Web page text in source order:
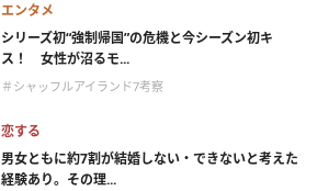
エンタメ
シリーズ初“強制帰国”の危機と今シーズン初キ
ス！ 女性が沼るモ...
＃シャッフルアイランド7考察
恋する
男女ともに約7割が結婚しない・できないと考えた
経験あり。その理...